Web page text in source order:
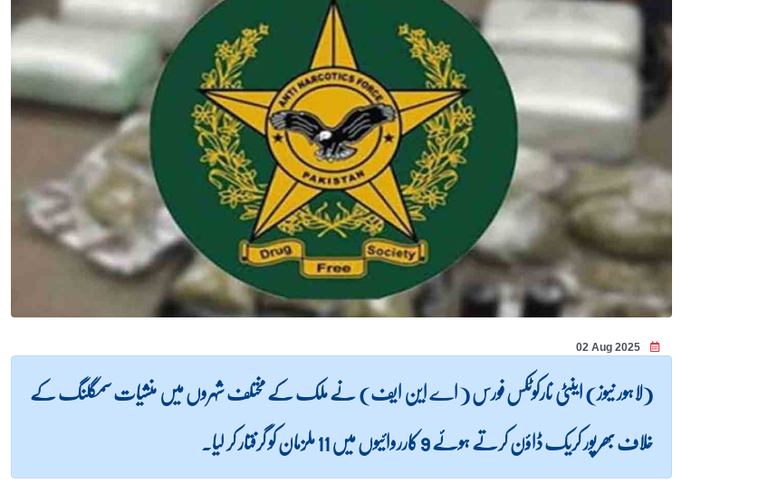
02 Aug 2025
(لاہور نیوز) اینٹی نارکوٹکس فورس ( اے این ایف) نے ملک کے مختلف شہروں میں منشیات سمگلنگ کے
خلاف بھرپور کریک ڈاؤن کرتے ہوئے 9 کارروائیوں میں 11 ملزمان کو گرفتار کر لیا۔